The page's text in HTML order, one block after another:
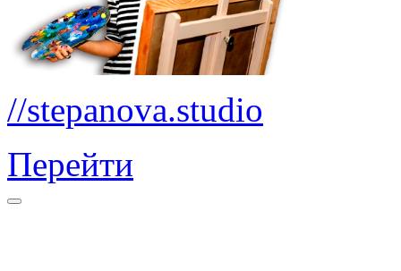
//stepanova.studio
Перейти